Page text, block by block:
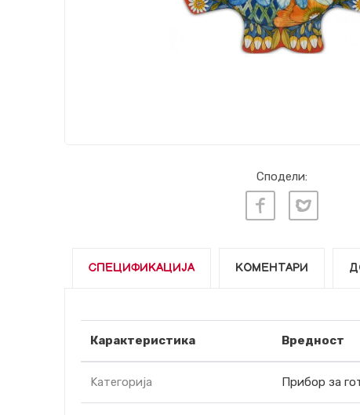
Сподели:
СПЕЦИФИКАЦИЈА КОМЕНТАРИ
Карактеристика Вредност
Kатегорија Прибор за